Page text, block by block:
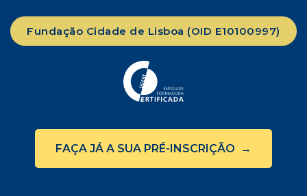
Fundação Cidade de Lisboa (OID E10100997)
FAÇA JÁ A SUA PRÉ-INSCRIÇÃO